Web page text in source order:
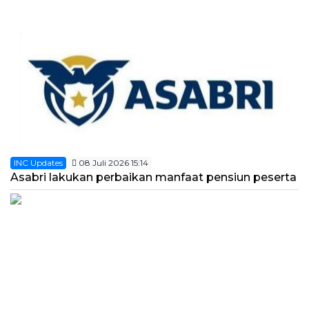
INC Updates 08 Juli 2026 15:14
Asabri lakukan perbaikan manfaat pensiun peserta